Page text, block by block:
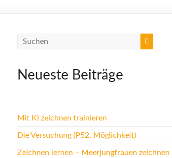
Neueste Beiträge
Mit KI zeichnen trainieren
Die Versuchung (P52, Möglichkeit)
Zeichnen lernen – Meerjungfrauen zeichnen